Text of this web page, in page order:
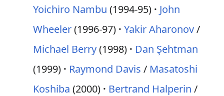
Yoichiro Nambu (1994-95)
John
Wheeler(1996-97) Yakir Aharonov/
Michael Berry(1998)
Dan Şehtman
(1999)
Raymond Davis / Masatoshi
Koshiba (2000) Bertrand Halperin /